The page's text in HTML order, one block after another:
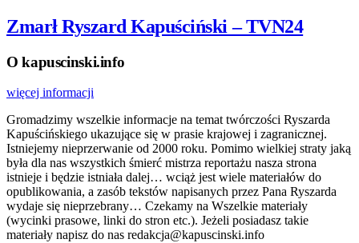
Zmarł Ryszard Kapuściński – TVN24
O kapuscinski.info
więcej informacji
Gromadzimy wszelkie informacje na temat twórczości Ryszarda
Kapuścińskiego ukazujące się w prasie krajowej i zagranicznej.
Istniejemy nieprzerwanie od 2000 roku. Pomimo wielkiej straty jaką
była dla nas wszystkich śmierć mistrza reportażu nasza strona
istnieje i będzie istniała dalej… wciąż jest wiele materiałów do
opublikowania, a zasób tekstów napisanych przez Pana Ryszarda
wydaje się nieprzebrany… Czekamy na Wszelkie materiały
(wycinki prasowe, linki do stron etc.). Jeżeli posiadasz takie
materiały napisz do nas redakcja@kapuscinski.info